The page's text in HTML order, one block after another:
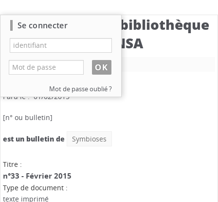
Catalogue de la bibliothèque
du CBNSA
Nouvelle recherche
Symbioses.n°33
Mention de date : Février 2015
Paru le : 01/02/2015
[n° ou bulletin]
est un bulletin de Symbioses
Titre :
n°33 - Février 2015
Type de document :
texte imprimé
Se connecter
Mot de passe oublié ?